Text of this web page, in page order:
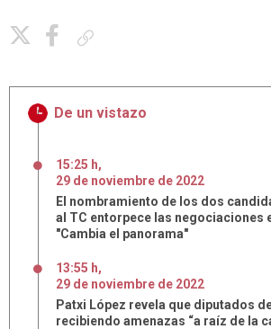
De un vistazo
15:25 h,
29 de noviembre de 2022
El nombramiento de los dos
al TC entorpece las negociaciones
"Cambia el panorama"
13:55 h,
29 de noviembre de 2022
Patxi López revela que diputados
recibiendo amenazas “a raíz de la